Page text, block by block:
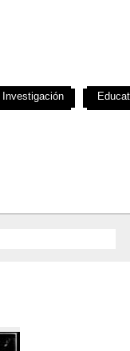
Investigación